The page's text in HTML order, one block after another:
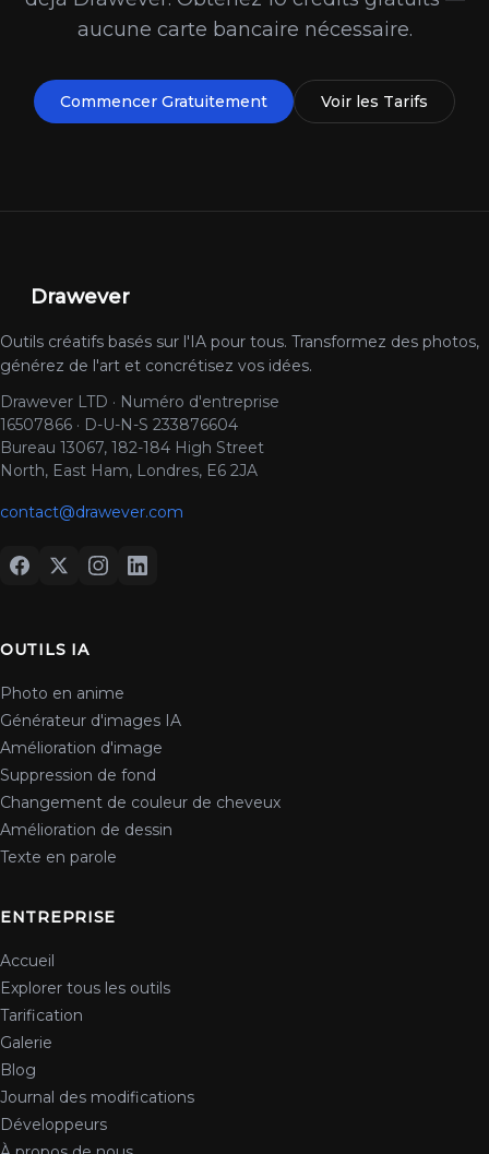
aucune carte bancaire nécessaire.
Commencer Gratuitement Voir les Tarifs
Drawever
Outils créatifs basés sur l'IA pour tous. Transformez des photos,
générez de l'art et concrétisez vos idées.
Drawever LTD · Numéro d'entreprise
16507866 · D-U-N-S 233876604
Bureau 13067, 182-184 High Street
North, East Ham, Londres, E6 2JA
contact@drawever.com
OUTILS IA
Photo en anime
Générateur d'images IA
Amélioration d'image
Suppression de fond
Changement de couleur de cheveux
Amélioration de dessin
Texte en parole
ENTREPRISE
Accueil
Explorer tous les outils
Tarification
Galerie
Blog
Journal des modifications
Développeurs